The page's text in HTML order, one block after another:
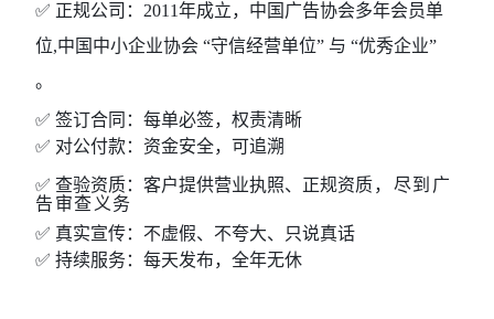
✅ 正规公司：2011年成立，中国广告协会多年会员单
位,中国中小企业协会 “守信经营单位” 与 “优秀企业”
。
✅ 签订合同：每单必签，权责清晰
✅ 对公付款：资金安全，可追溯
✅ 查验资质：客户提供营业执照、正规资质，尽到广
告审查义务
✅ 真实宣传：不虚假、不夸大、只说真话
✅ 持续服务：每天发布，全年无休